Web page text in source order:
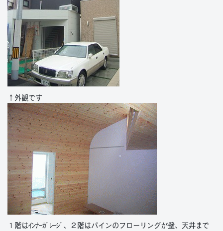
↑外観です
１階はｲﾝﾅｰｶﾞﾚｰｼﾞ、２階はパインのフローリングが壁、天井まで